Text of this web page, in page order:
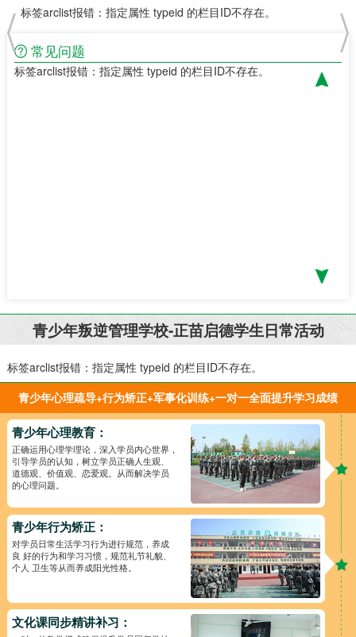
标签arclist报错：指定属性 typeid 的栏目ID不存在。 标
常见问题
标签arclist报错：指定属性 typeid 的栏目ID不存在。
青少年叛逆管理学校-正苗启德学生日常活动
标签arclist报错：指定属性 typeid 的栏目ID不存在。
青少年心理疏导+行为矫正+军事化训练+一对一全面提升学习成绩
青少年心理教育：
正确运用心理学理论，深入学员内心世界，
引导学员的认知，树立学员正确人生观、
道德观、价值观、恋爱观。从而解决学员
的心理问题。
青少年行为矫正：
对学员日常生活学习行为进行规范，养成
良 好的行为和学习习惯，规范礼节礼貌、
个人 卫生等从而养成阳光性格。
文化课同步精讲补习：